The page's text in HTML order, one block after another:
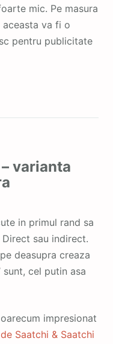
mic. Pe masura
va fi o
pentru publicitate
varianta
sau indirect.
deasupra creaza
sunt, cel putin asa
impresionat
Saatchi & Saatchi